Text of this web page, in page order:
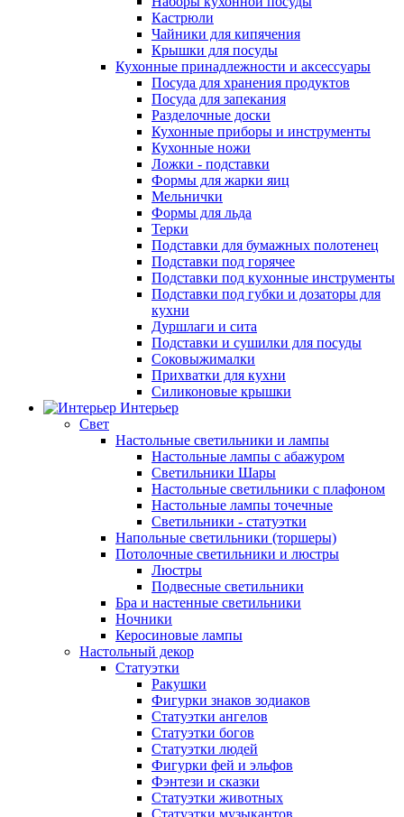
Кастрюли
Чайники для кипячения
Крышки для посуды
Кухонные принадлежности и аксессуары
Посуда для хранения продуктов
Посуда для запекания
Разделочные доски
Кухонные приборы и инструменты
Кухонные ножи
Ложки - подставки
Формы для жарки яиц
Мельнички
Формы для льда
Терки
Подставки для бумажных полотенец
Подставки под горячее
Подставки под кухонные инструменты
Подставки под губки и дозаторы для
кухни
Дуршлаги и сита
Подставки и сушилки для посуды
Соковыжималки
Прихватки для кухни
Силиконовые крышки
Интерьер
Свет
Настольные светильники и лампы
Настольные лампы с абажуром
Светильники Шары
Настольные светильники с плафоном
Настольные лампы точечные
Светильники - статуэтки
Напольные светильники (торшеры)
Потолочные светильники и люстры
Люстры
Подвесные светильники
Бра и настенные светильники
Ночники
Керосиновые лампы
Настольный декор
Статуэтки
Ракушки
Фигурки знаков зодиаков
Статуэтки ангелов
Статуэтки богов
Статуэтки людей
Фигурки фей и эльфов
Фэнтези и сказки
Статуэтки животных
Статуэтки музыкантов